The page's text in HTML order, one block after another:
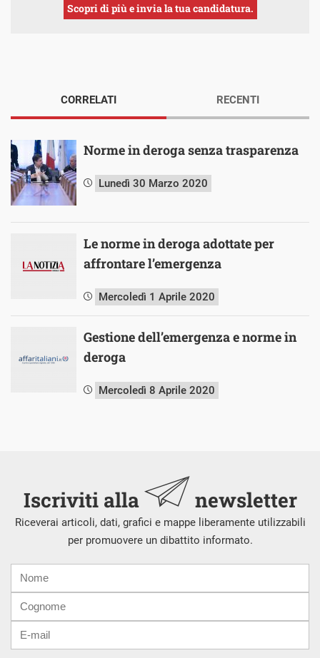
Scopri di più e invia la tua candidatura.
CORRELATI
Norme in deroga senza trasparenza
Lunedì 30 Marzo 2020
Le norme in deroga adottate per
affrontare l’emergenza
Mercoledì 1 Aprile 2020
Gestione dell’emergenza e norme in
deroga
Mercoledì 8 Aprile 2020
RECENTI
Iscriviti alla newsletter
Riceverai articoli, dati, grafici e mappe liberamente utilizzabili
per promuovere un dibattito informato.
mail